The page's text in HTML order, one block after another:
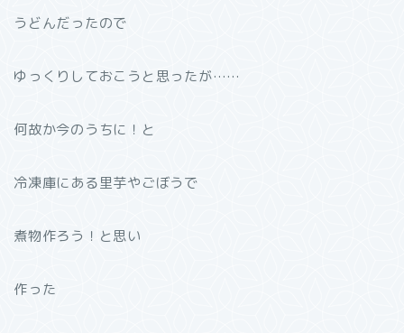
うどんだったので
ゆっくりしておこうと思ったが……
何故か今のうちに！と
冷凍庫にある里芋やごぼうで
煮物作ろう！と思い
作った